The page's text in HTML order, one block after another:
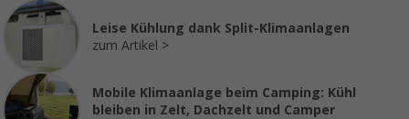
Leise Kühlung dank Split-Klimaanlagen
zum Artikel
Mobile Klimaanlage beim Camping: Kühl
bleiben in Zelt, Dachzelt und Camper